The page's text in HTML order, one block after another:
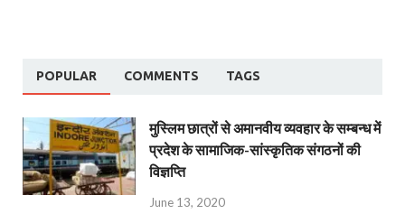
POPULAR COMMENTS TAGS
मुस्लिम छात्रों से अमानवीय व्यवहार के सम्बन्ध में
प्रदेश के सामाजिक-सांस्कृतिक संगठनों की
विज्ञप्ति
June 13, 2020